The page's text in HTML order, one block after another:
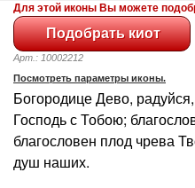
Для этой иконы Вы можете
Арт.: 10002212
Посмотреть параметры иконы.
Богородице Дево,
Господь с Тобою;
благословен плод чрева
душ наших.